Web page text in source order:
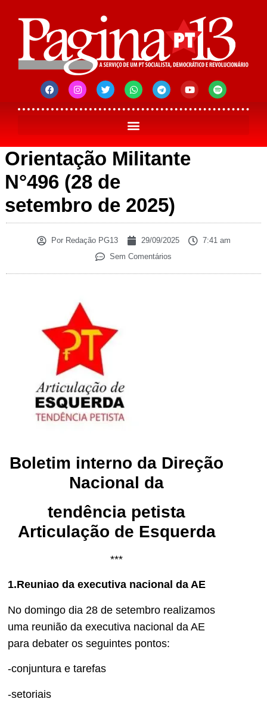
Orientação Militante
N°496 (28 de
setembro de 2025)
PorRedação PG13 29/09/2025
7:41 am
Sem Comentários
Boletim interno da Direção
Nacional da
tendência petista
Articulação de Esquerda
***
1.Reuniao da executiva nacional da AE
No domingo dia 28 de setembro realizamos
uma reunião da executiva nacional da AE
para debater os seguintes pontos:
-conjuntura e tarefas
-setoriais